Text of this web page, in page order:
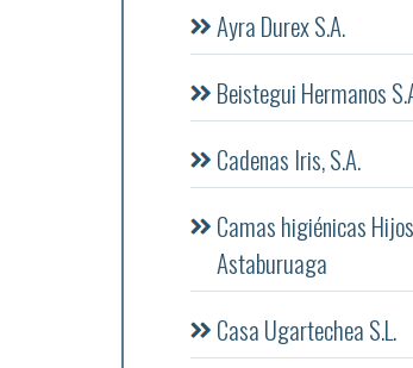
Ayra Durex S.A.
Beistegui Hermanos
Cadenas Iris, S.A.
Camas higiénicas
Astaburuaga
Casa Ugartechea S.L.